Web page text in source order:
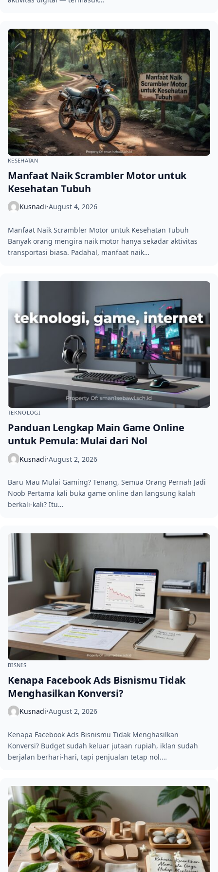
KESEHATAN
Manfaat Naik Scrambler Motor untuk
Kesehatan Tubuh
Kusnadi•August 4, 2026
Manfaat Naik Scrambler Motor untuk Kesehatan Tubuh
Banyak orang mengira naik motor hanya sekadar aktivitas
transportasi biasa. Padahal, manfaat naik…
TEKNOLOGI
Panduan Lengkap Main Game Online
untuk Pemula: Mulai dari Nol
Kusnadi•August 2, 2026
Baru Mau Mulai Gaming? Tenang, Semua Orang Pernah Jadi
Noob Pertama kali buka game online dan langsung kalah
berkali-kali? Itu…
BISNIS
Kenapa Facebook Ads Bisnismu Tidak
Menghasilkan Konversi?
Kusnadi•August 2, 2026
Kenapa Facebook Ads Bisnismu Tidak Menghasilkan
Konversi? Budget sudah keluar jutaan rupiah, iklan sudah
berjalan berhari-hari, tapi penjualan tetap nol.…